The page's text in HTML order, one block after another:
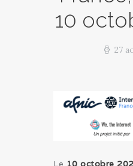
10
27
Le 10 octobre